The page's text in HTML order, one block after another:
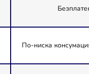
По-ниска